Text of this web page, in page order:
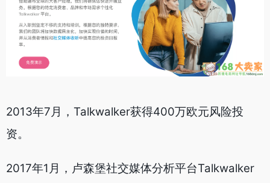
2013年7月，Talkwalker获得400万欧元风险投
资。
2017年1月，卢森堡社交媒体分析平台Talkwalker